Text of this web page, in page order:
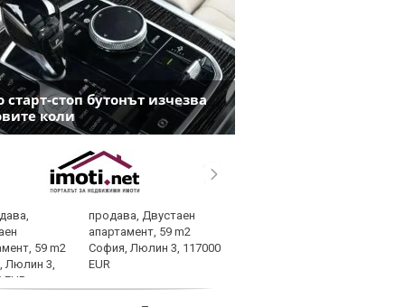
стоп бутонът изчезва
коли
продава, Двустаен
апартамент, 59 m2
София, Люлин 3, 117000
EUR